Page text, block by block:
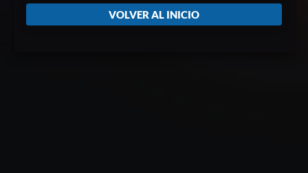
VOLVER AL INICIO